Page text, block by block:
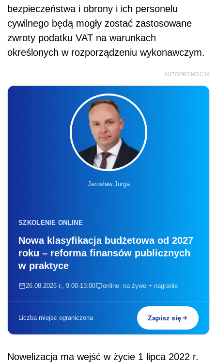
bezpieczeństwa i obrony i ich personelu
cywilnego będą mogły zostać zastosowane
zwroty podatku VAT na warunkach
określonych w rozporządzeniu wykonawczym.
AUTOPROMOCJA
Jarosław Jurga
SZKOLENIE ONLINE
Nowa klasyfikacja budżetowa od 2027
roku – reforma finansów publicznych
w praktyce
26.08.2026 r., 9:00-13:00 online, na żywo + nagranie
Liczba miejsc ograniczona Zapisz się
Nowelizacja ma wejść w życie 1 lipca 2022 r.